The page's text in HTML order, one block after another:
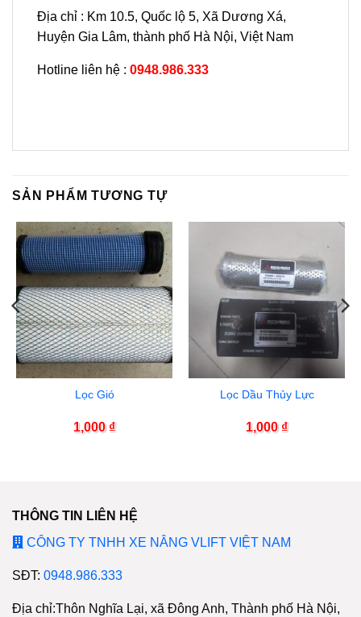
Địa chỉ : Km 10.5, Quốc lộ 5, Xã Dương Xá,
Huyện Gia Lâm, thành phố Hà Nội, Việt Nam
Hotline liên hệ : 0948.986.333
SẢN PHẨM TƯƠNG TỰ
Lọc Gió
1,000 ₫
Lọc Dầu Thủy Lực
1,000 ₫
THÔNG TIN LIÊN HỆ
CÔNG TY TNHH XE NÂNG VLIFT VIỆT NAM
SĐT: 0948.986.333
Địa chỉ:Thôn Nghĩa Lại, xã Đông Anh, Thành phố Hà Nội,